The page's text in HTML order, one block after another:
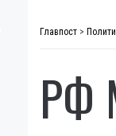
Главпост >
РФ